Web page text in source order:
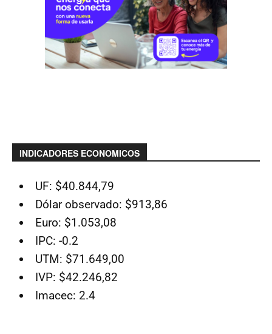
INDICADORES ECONOMICOS
UF: $40.844,79
Dólar observado: $913,86
Euro: $1.053,08
IPC: -0.2
UTM: $71.649,00
IVP: $42.246,82
Imacec: 2.4